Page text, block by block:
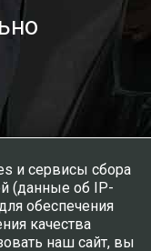
и сервисы сбора
(данные об IP-
обеспечения
качества
наш сайт, вы